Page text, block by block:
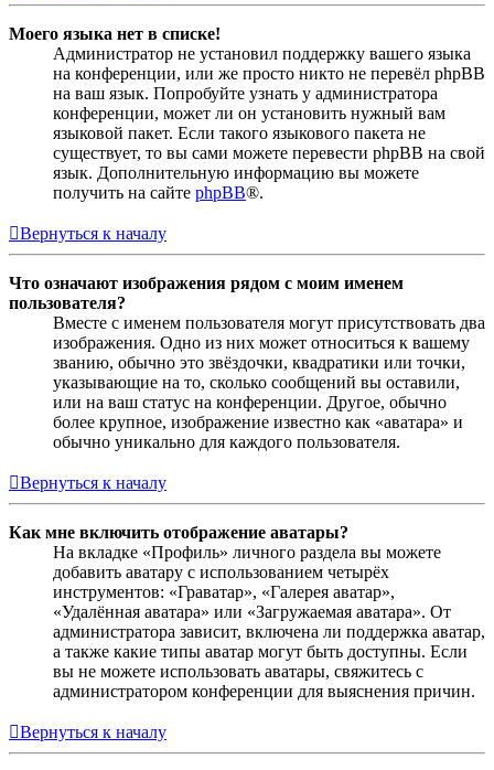
Моего языка нет в списке!
Администратор не установил поддержку вашего языка
на конференции, или же просто никто не перевёл phpBB
на ваш язык. Попробуйте узнать у администратора
конференции, может ли он установить нужный вам
языковой пакет. Если такого языкового пакета не
существует, то вы сами можете перевести phpBB на свой
язык. Дополнительную информацию вы можете
получить на сайте phpBB®.
Вернуться к началу
Что означают изображения рядом с моим именем
пользователя?
Вместе с именем пользователя могут присутствовать два
изображения. Одно из них может относиться к вашему
званию, обычно это звёздочки, квадратики или точки,
указывающие на то, сколько сообщений вы оставили,
или на ваш статус на конференции. Другое, обычно
более крупное, изображение известно как «аватара» и
обычно уникально для каждого пользователя.
Вернуться к началу
Как мне включить отображение аватары?
На вкладке «Профиль» личного раздела вы можете
добавить аватару с использованием четырёх
инструментов: «Граватар», «Галерея аватар»,
«Удалённая аватара» или «Загружаемая аватара». От
администратора зависит, включена ли поддержка аватар,
а также какие типы аватар могут быть доступны. Если
вы не можете использовать аватары, свяжитесь с
администратором конференции для выяснения причин.
Вернуться к началу